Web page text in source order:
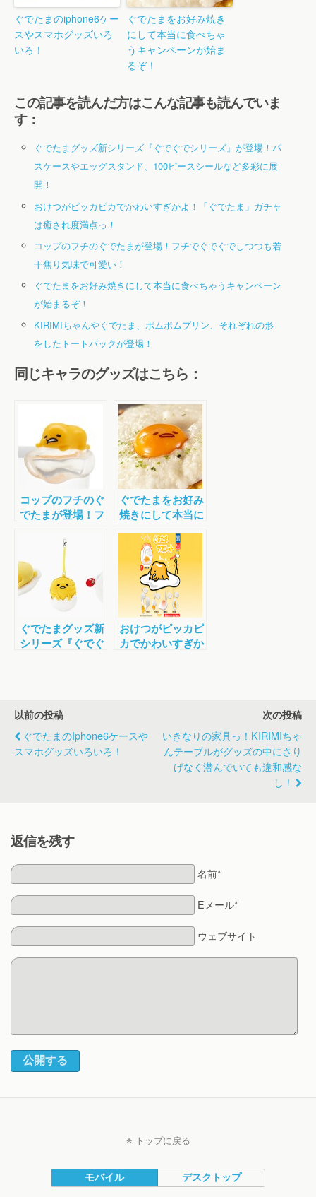
ぐでたまのiphone6ケー
スやスマホグッズいろ
いろ！
ぐでたまをお好み焼き
にして本当に食べちゃ
うキャンペーンが始ま
るぞ！
この記事を読んだ方はこんな記事も読んでいま
す：
ぐでたまグッズ新シリーズ『ぐでぐでシリーズ』が登場！パ
スケースやエッグスタンド、100ピースシールなど多彩に展
開！
おけつがピッカピカでかわいすぎかよ！「ぐでたま」ガチャ
は癒され度満点っ！
コップのフチのぐでたまが登場！フチでぐでぐでしつつも若
干焦り気味で可愛い！
ぐでたまをお好み焼きにして本当に食べちゃうキャンペーン
が始まるぞ！
KIRIMIちゃんやぐでたま、ポムポムプリン、それぞれの形
をしたトートバックが登場！
同じキャラのグッズはこちら：
コップのフチのぐ
でたまが登場！フ
つも若干焦り気味
で可愛い！
ぐでたまをお好み
焼きにして本当に
食べちゃうキャン
ペーンが始まる
ぐでたまグッズ新
シリーズ『ぐでぐ
100ピースシール
など多彩に展開！
おけつがピッカピ
カでかわいすぎか
以前の投稿
ぐでたまのiphone6ケースや
スマホグッズいろいろ！
次の投稿
いきなりの家具っ！KIRIMIちゃ
んテーブルがグッズの中にさり
げなく潜んでいても違和感な
し！
返信を残す
名前*
Eメール*
ウェブサイト
公開する
トップに戻る
モバイル デスクトップ